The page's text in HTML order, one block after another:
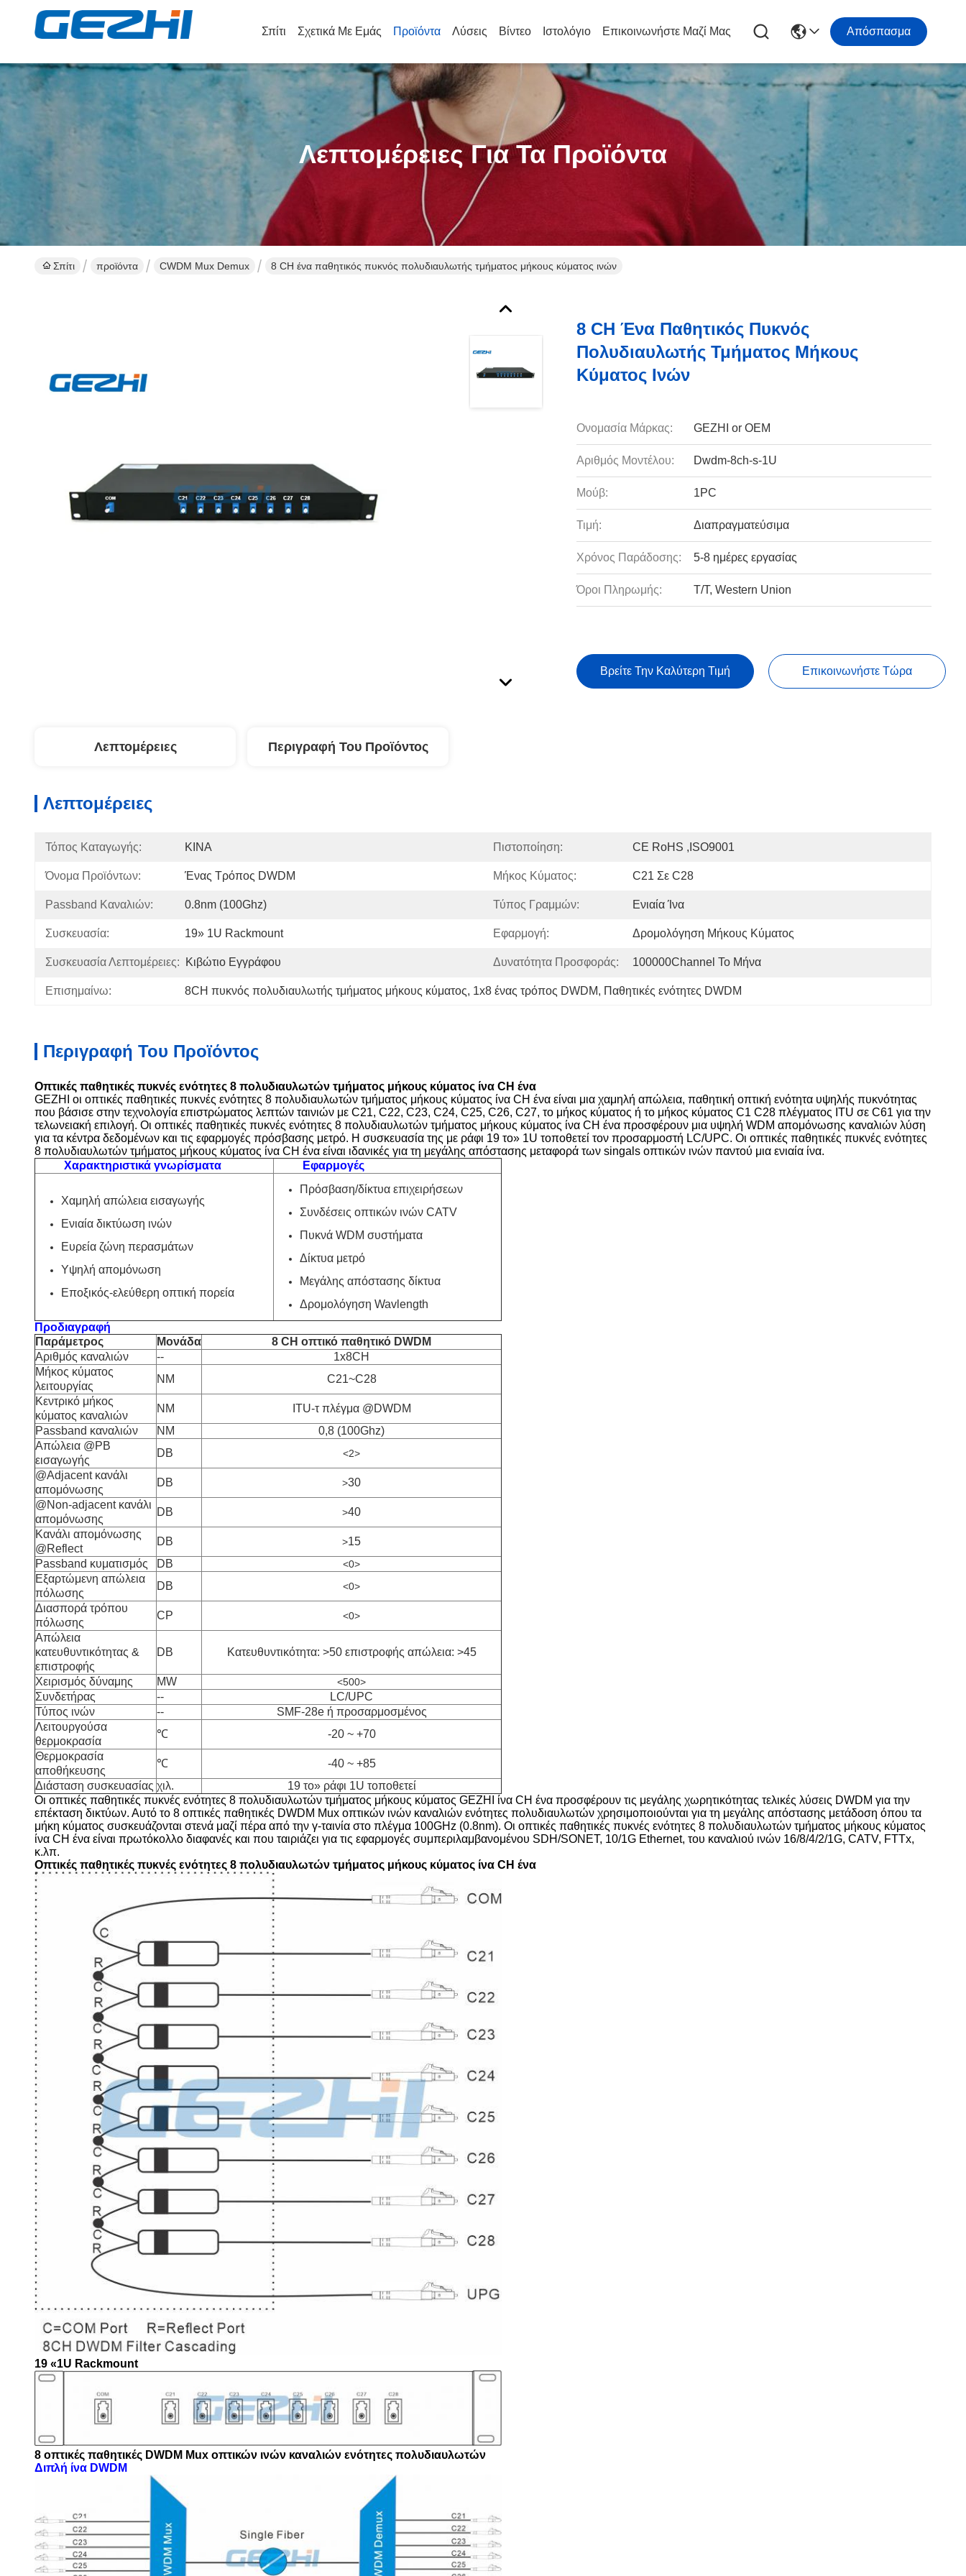
Σπίτι Σχετικά Με Εμάς Προϊόντα Λύσεις Βίντεο Ιστολόγιο Επικοινωνήστε Μαζί Μας Απόσπασμα
Λεπτομέρειες Για Τα Προϊόντα
Σπίτι προϊόντα CWDM Mux Demux 8 CH ένα παθητικός πυκνός πολυδιαυλωτής τμήματος μήκους κύματος ινών
8 CH Ένα Παθητικός Πυκνός
Πολυδιαυλωτής Τμήματος Μήκους
Κύματος Ινών
Ονομασία Μάρκας: GEZHI or OEM
Αριθμός Μοντέλου: Dwdm-8ch-s-1U
Μούβ: 1PC
Τιμή: Διαπραγματεύσιμα
Χρόνος Παράδοσης: 5-8 ημέρες εργασίας
Όροι Πληρωμής: T/T, Western Union
Βρείτε Την Καλύτερη Τιμή Επικοινωνήστε Τώρα
Λεπτομέρειες Περιγραφή Του Προϊόντος
Λεπτομέρειες
Τόπος Καταγωγής: ΚΙΝΑ Πιστοποίηση: CE RoHS ,ISO9001
Όνομα Προϊόντων: Ένας Τρόπος DWDM Μήκος Κύματος: C21 Σε C28
Passband Καναλιών: 0.8nm (100Ghz) Τύπος Γραμμών: Ενιαία Ίνα
Συσκευασία: 19» 1U Rackmount Εφαρμογή: Δρομολόγηση Μήκους Κύματος
Συσκευασία Λεπτομέρειες: Κιβώτιο Εγγράφου Δυνατότητα Προσφοράς: 100000Channel Το Μήνα
Επισημαίνω: 8CH πυκνός πολυδιαυλωτής τμήματος μήκους κύματος, 1x8 ένας τρόπος DWDM, Παθητικές ενότητες DWDM
Περιγραφή Του Προϊόντος
Οπτικές παθητικές πυκνές ενότητες 8 πολυδιαυλωτών τμήματος μήκους κύματος ίνα CH ένα
GEZHI οι οπτικές παθητικές πυκνές ενότητες 8 πολυδιαυλωτών τμήματος μήκους κύματος ίνα CH ένα είναι μια χαμηλή απώλεια, παθητική οπτική ενότητα υψηλής πυκνότητας
που βάσισε στην τεχνολογία επιστρώματος λεπτών ταινιών με C21, C22, C23, C24, C25, C26, C27, το μήκος κύματος ή το μήκος κύματος C1 C28 πλέγματος ITU σε C61 για την
τελωνειακή επιλογή. Οι οπτικές παθητικές πυκνές ενότητες 8 πολυδιαυλωτών τμήματος μήκους κύματος ίνα CH ένα προσφέρουν μια υψηλή WDM απομόνωσης καναλιών λύση
για τα κέντρα δεδομένων και τις εφαρμογές πρόσβασης μετρό. Η συσκευασία της με ράφι 19 το» 1U τοποθετεί τον προσαρμοστή LC/UPC. Οι οπτικές παθητικές πυκνές ενότητες
8 πολυδιαυλωτών τμήματος μήκους κύματος ίνα CH ένα είναι ιδανικές για τη μεγάλης απόστασης μεταφορά των singals οπτικών ινών παντού μια ενιαία ίνα.
Χαρακτηριστικά γνωρίσματα
Εφαρμογές
Χαμηλή απώλεια εισαγωγής
Ενιαία δικτύωση ινών
Ευρεία ζώνη περασμάτων
Υψηλή απομόνωση
Εποξικός-ελεύθερη οπτική πορεία
Πρόσβαση/δίκτυα επιχειρήσεων
Συνδέσεις οπτικών ινών CATV
Πυκνά WDM συστήματα
Δίκτυα μετρό
Μεγάλης απόστασης δίκτυα
Δρομολόγηση Wavlength
Προδιαγραφή
Παράμετρος
Μονάδα
8 CH οπτικό παθητικό DWDM
Αριθμός καναλιών
--
1x8CH
Μήκος κύματος
λειτουργίας
NM
C21~C28
Κεντρικό μήκος
κύματος καναλιών
NM
ITU-τ πλέγμα @DWDM
Passband καναλιών
NM
0,8 (100Ghz)
Απώλεια @PB
εισαγωγής
DB <2>
@Adjacent κανάλι
απομόνωσης
DB >30
@Non-adjacent κανάλι
απομόνωσης
DB >40
Κανάλι απομόνωσης
@Reflect
DB >15
Passband κυματισμός
DB <0>
Εξαρτώμενη απώλεια
πόλωσης
DB <0>
Διασπορά τρόπου
πόλωσης
CP <0>
Απώλεια
κατευθυντικότητας &
επιστροφής
DB Κατευθυντικότητα: >50 επιστροφής απώλεια: >45
Χειρισμός δύναμης MW <500>
Συνδετήρας --
LC/UPC
Τύπος ινών
--
SMF-28e ή προσαρμοσμένος
Λειτουργούσα
θερμοκρασία
℃
-20 ~ +70
Θερμοκρασία
αποθήκευσης
℃
-40 ~ +85
Διάσταση συσκευασίας χιλ.
19 το» ράφι 1U τοποθετεί
Οι οπτικές παθητικές πυκνές ενότητες 8 πολυδιαυλωτών τμήματος μήκους κύματος GEZHI ίνα CH ένα προσφέρουν τις μεγάλης χωρητικότητας τελικές λύσεις DWDM για την
επέκταση δικτύων. Αυτό το 8 οπτικές παθητικές DWDM Mux οπτικών ινών καναλιών ενότητες πολυδιαυλωτών χρησιμοποιούνται για τη μεγάλης απόστασης μετάδοση όπου τα
μήκη κύματος συσκευάζονται στενά μαζί πέρα από την γ-ταινία στο πλέγμα 100GHz (0.8nm). Οι οπτικές παθητικές πυκνές ενότητες 8 πολυδιαυλωτών τμήματος μήκους κύματος
ίνα CH ένα είναι πρωτόκολλο διαφανές και που ταιριάζει για τις εφαρμογές συμπεριλαμβανομένου SDH/SONET, 10/1G Ethernet, του καναλιού ινών 16/8/4/2/1G, CATV, FTTx,
κ.λπ.
Οπτικές παθητικές πυκνές ενότητες 8 πολυδιαυλωτών τμήματος μήκους κύματος ίνα CH ένα
19 «1U Rackmount
8 οπτικές παθητικές DWDM Mux οπτικών ινών καναλιών ενότητες πολυδιαυλωτών
Διπλή ίνα DWDM